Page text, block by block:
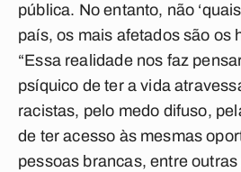
pública. No entanto, não
país, os mais afetados são os
“Essa realidade nos faz
psíquico de ter a vida
racistas, pelo medo difuso,
de ter acesso às mesmas
pessoas brancas, entre